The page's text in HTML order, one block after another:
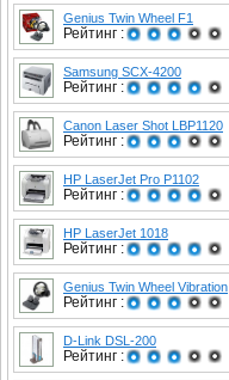
Genius Twin Wheel F1
Рейтинг :
Samsung SCX-4200
Рейтинг :
Canon Laser Shot LBP1120
Рейтинг :
HP LaserJet Pro P1102
Рейтинг :
HP LaserJet 1018
Рейтинг :
Genius Twin Wheel Vibration
Рейтинг :
D-Link DSL-200
Рейтинг :